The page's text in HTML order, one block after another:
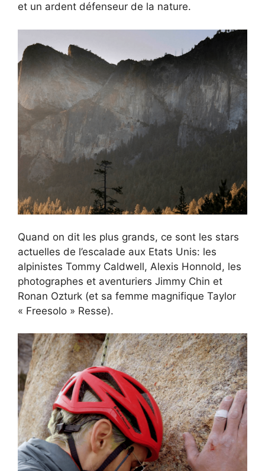
et un ardent défenseur de la nature.
Quand on dit les plus grands, ce sont les stars
actuelles de l’escalade aux Etats Unis: les
alpinistes Tommy Caldwell, Alexis Honnold, les
photographes et aventuriers Jimmy Chin et
Ronan Ozturk (et sa femme magnifique Taylor
« Freesolo » Resse).